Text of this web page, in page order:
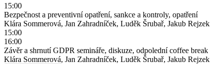
15:00
Bezpečnost a preventivní opatření, sankce a kontroly, opatření
Klára Sommerová, Jan Zahradníček, Luděk Šrubař, Jakub Rejzek
15:00
16:00
Závěr a shrnutí GDPR semináře, diskuze, odpolední coffee break
Klára Sommerová, Jan Zahradníček, Luděk Šrubař, Jakub Rejzek